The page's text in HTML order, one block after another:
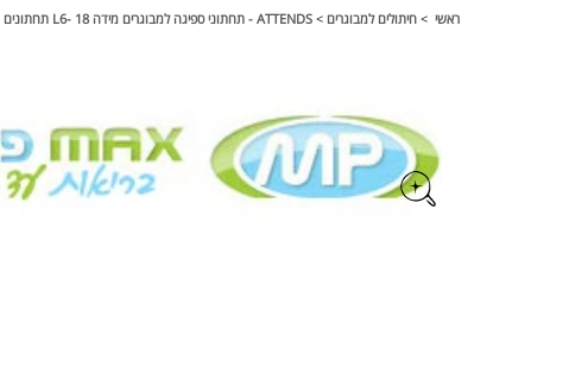
ראשי חיתולים למבוגרים ATTENDS - תחתוני ספיגה למבוגרים מידה L6- 18 תחתונים
למידע
על
מוצרים